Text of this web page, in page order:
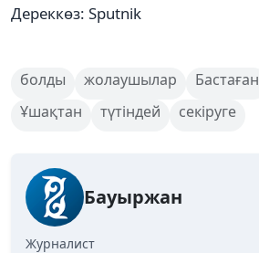
Дереккөз: Sputnik
болды жолаушылар Бастаған
Ұшақтан
түтіндей секіруге
Бауыржан
Журналист